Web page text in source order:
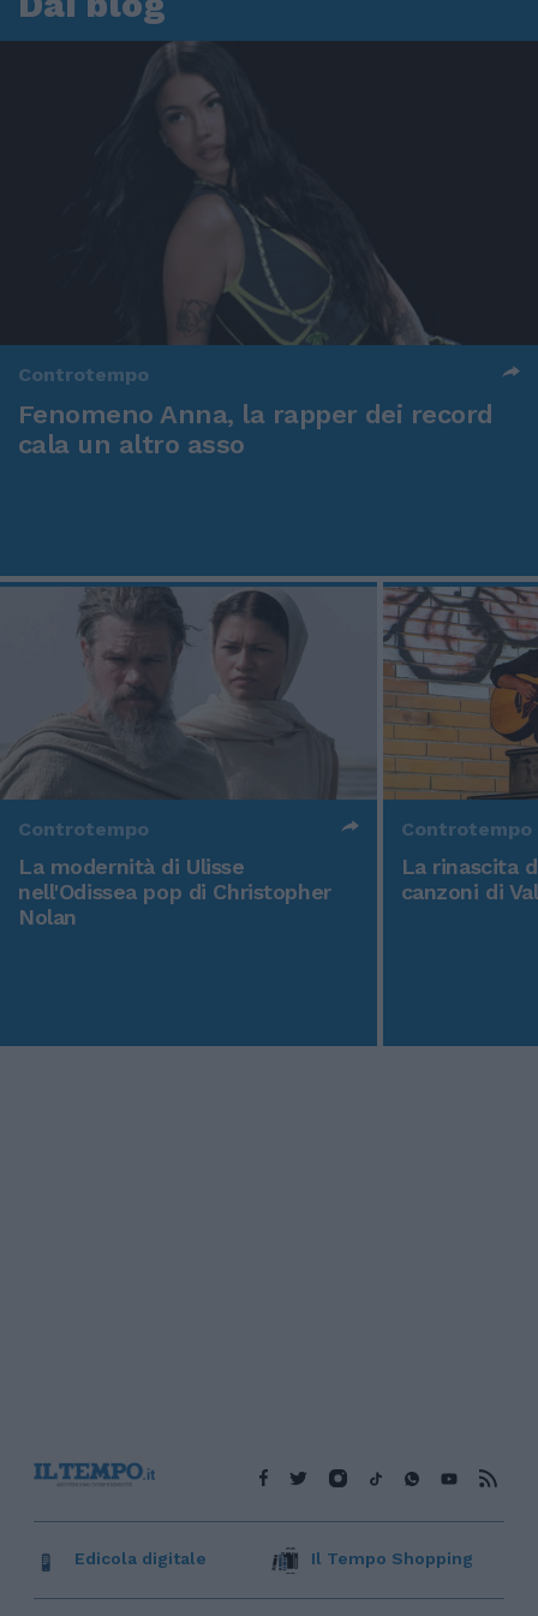
Controtempo
Fenomeno Anna, la rapper dei record
cala un altro asso
Controtempo
La modernità di Ulisse
nell'Odissea pop di Christopher
Nolan
Controtempo
La rinascita
canzoni di
Edicola digitale Il Tempo Shopping